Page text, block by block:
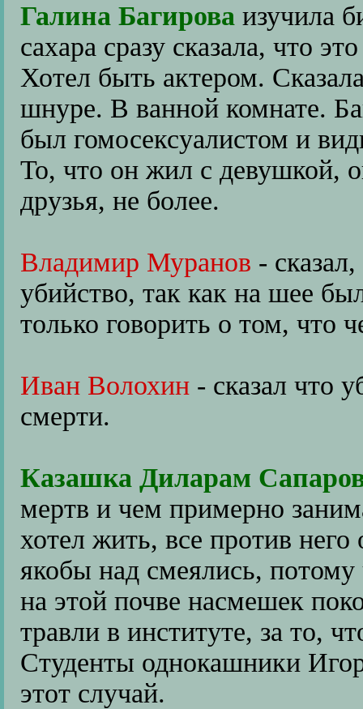
Галина Багирова изучила
сахара сразу сказала, что
Хотел быть актером.
шнуре. В ванной комнате.
был гомосексуалистом и
То, что он жил с девушкой,
друзья, не более.
Владимир Муранов -
убийство, так как на шее
только говорить о том, что
Иван Волохин - сказал что
смерти.
Казашка Диларам
мертв и чем примерно
хотел жить, все против
якобы над смеялись,
на этой почве насмешек
травли в институте, за то,
Студенты однокашники
этот случай.